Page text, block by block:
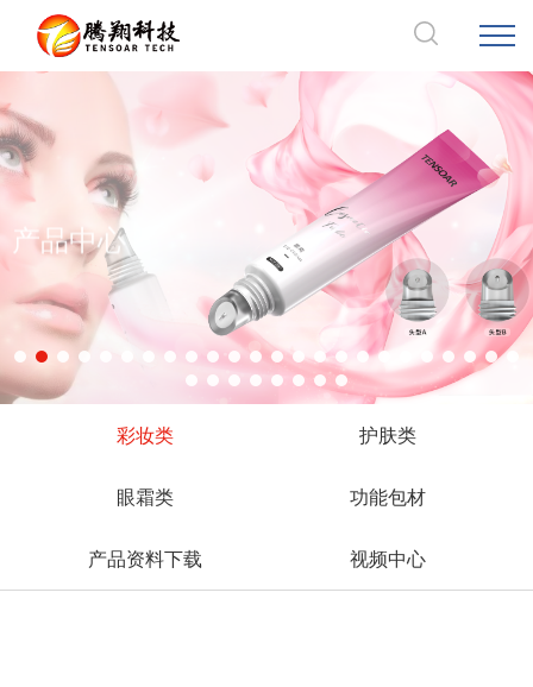
产品中心
彩妆类 护肤类
眼霜类 功能包材
产品资料下载 视频中心